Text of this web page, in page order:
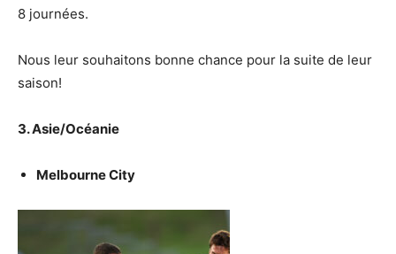
8 journées.
Nous leur souhaitons bonne chance pour la suite de leur
saison!
3. Asie/Océanie
Melbourne City